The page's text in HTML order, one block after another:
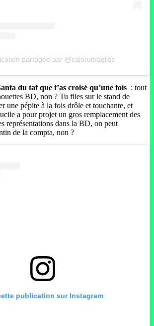
partagée par @calorultragliss
du taf que t’as croisé qu’une fois : tout
BD, non ? Tu files sur le stand de
une pépite à la fois drôle et touchante, et
a pour projet un gros remplacement des
représentations dans la BD, on peut
de la compta, non ?
publication sur Instagram